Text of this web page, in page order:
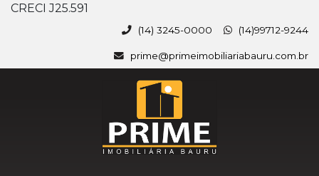
CRECI J25.591
(14) 3245-0000 (14)99712-9244
prime@primeimobiliariabauru.com.br